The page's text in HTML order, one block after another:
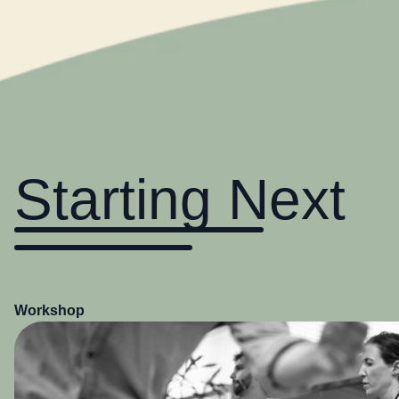
Starting Next
Workshop